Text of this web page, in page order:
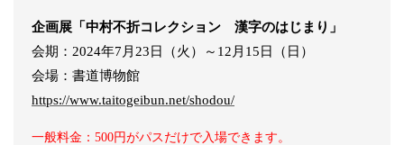
企画展「中村不折コレクション 漢字のはじまり」
会期：2024年7月23日（火）～12月15日（日）
会場：書道博物館
https://www.taitogeibun.net/shodou/
一般料金：500円がパスだけで入場できます。